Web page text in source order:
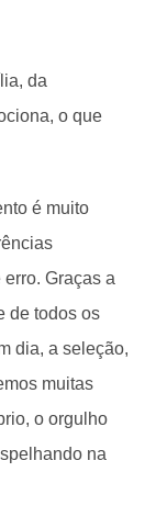
da
o que
é muito
Graças a
de todos os
dia, a seleção,
muitas
o orgulho
na